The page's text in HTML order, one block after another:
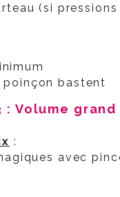
(si pressions
poinçon bastent​
: Volume grand
:​
avec